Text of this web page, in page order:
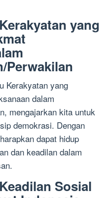
yang
Perwakilan
Kerakyatan yang
dalam
mengajarkan kita untuk
demokrasi. Dengan
dapat hidup
dan keadilan dalam
Sosial